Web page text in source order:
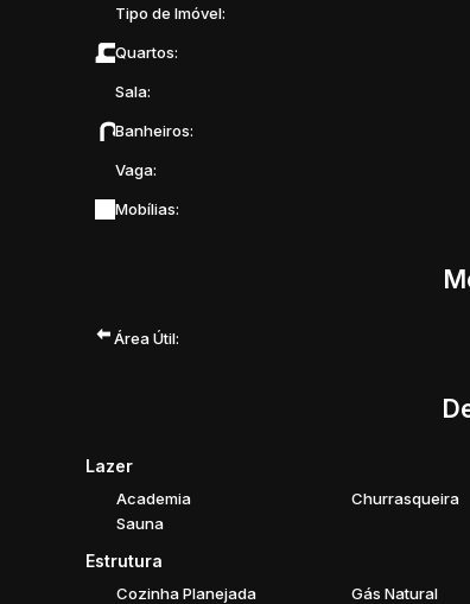
Uma excelente opção para quem deseja morar
Tipo de Imóvel:
Quartos:
Sala:
Banheiros:
Vaga:
Mobílias:
Área Útil:
Lazer
Academia Churrasqueira
Sauna
Estrutura
Cozinha Planejada Gás Natural